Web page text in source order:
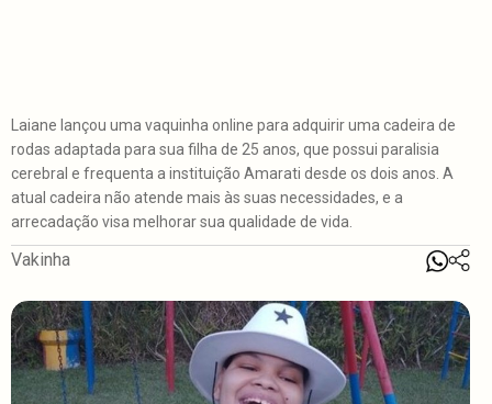
Laiane lançou uma vaquinha online para adquirir uma cadeira de
rodas adaptada para sua filha de 25 anos, que possui paralisia
cerebral e frequenta a instituição Amarati desde os dois anos. A
atual cadeira não atende mais às suas necessidades, e a
arrecadação visa melhorar sua qualidade de vida.
Vakinha